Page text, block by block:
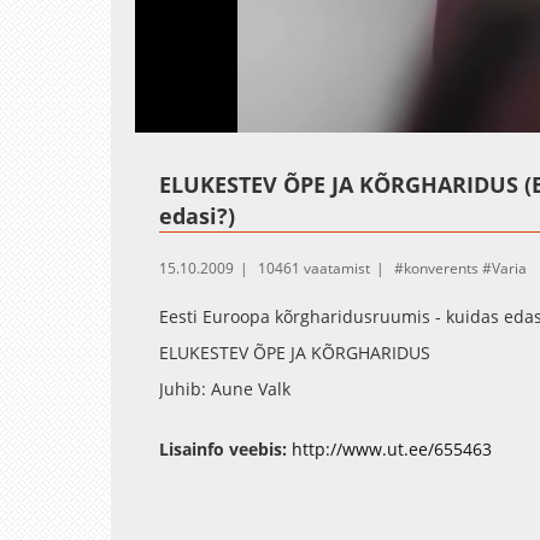
ELUKESTEV ÕPE JA
edasi?)
15.10.2009 10461 vaatamist konverents Varia
Eesti Euroopa kõrgharidusruumis - kuidas
ELUKESTEV ÕPE JA KÕRGHARIDUS
Juhib: Aune Valk
Sciences et Technologies de Lille
Lisainfo veebis: http://www.ut.ee/655463